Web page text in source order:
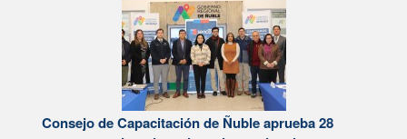
Consejo de Capacitación de Ñuble aprueba 28